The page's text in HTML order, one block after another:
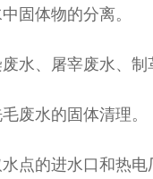
体物的分离。
、屠宰废水、制
水的固体清理。
的进水口和热电